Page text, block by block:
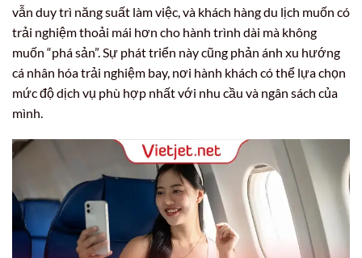
vẫn duy trì năng suất làm việc, và khách hàng du lịch muốn có
trải nghiệm thoải mái hơn cho hành trình dài mà không
muốn “phá sản”. Sự phát triển này cũng phản ánh xu hướng
cá nhân hóa trải nghiệm bay, nơi hành khách có thể lựa chọn
mức độ dịch vụ phù hợp nhất với nhu cầu và ngân sách của
mình.